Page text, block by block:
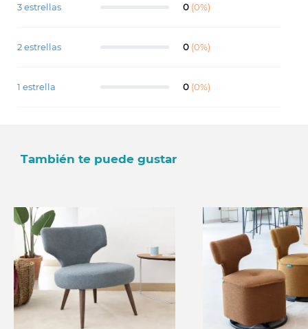
3 estrellas 0 (0%)
2 estrellas 0 (0%)
1 estrella 0 (0%)
También te puede gustar